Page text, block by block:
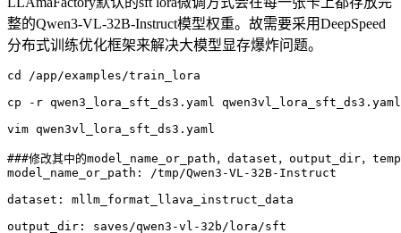
整的Qwen3-VL-32B-Instruct模型权重。故需要采用DeepSpeed
分布式训练优化框架来解决大模型显存爆炸问题。
cd /app/examples/train_lora
cp -r qwen3_lora_sft_ds3.yaml qwen3vl_lora_sft_ds3.yaml
vim qwen3vl_lora_sft_ds3.yaml
###修改其中的model_name_or_path，dataset，output_dir，
model_name_or_path: /tmp/Qwen3-VL-32B-Instruct
dataset: mllm_format_llava_instruct_data
output_dir: saves/qwen3-vl-32b/lora/sft